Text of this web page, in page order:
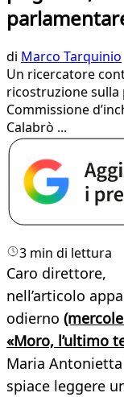
di Marco Tarquinio
Un ricercatore
ricostruzione
Commissione
Calabrò ...
3 min di lettura
Caro direttore,
nell’articolo
odierno
«Moro, l’ultimo
Maria
spiace leggere